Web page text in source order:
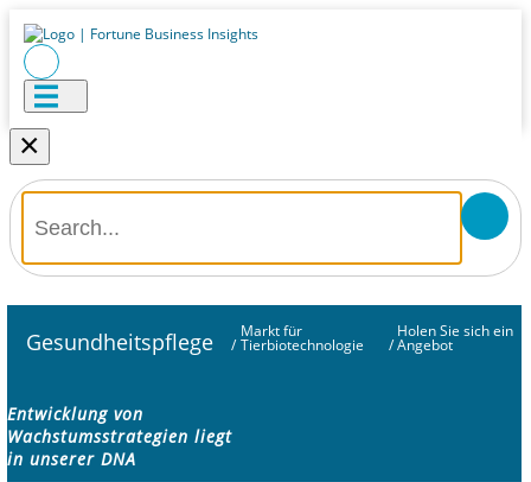
×
Gesundheitspflege /
Markt für
Tierbiotechnologie /
Holen Sie sich ein
Angebot
Entwicklung von
Wachstumsstrategien liegt
in unserer DNA